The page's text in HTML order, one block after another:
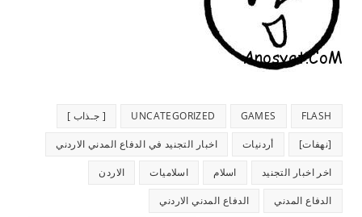
FLASH
GAMES
UNCATEGORIZED [ جـذاب ]
[نهفات] أردنيات اخبار التجنيد في الدفاع المدني الاردني
اخر اخبار التجنيد اسلام اسلاميات الاردن
الدفاع المدني الدفاع المدني الاردني